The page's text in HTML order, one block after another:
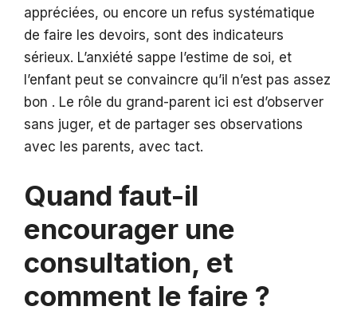
appréciées, ou encore un refus systématique
de faire les devoirs, sont des indicateurs
sérieux. L’anxiété sappe l’estime de soi, et
l’enfant peut se convaincre qu’il n’est pas assez
bon . Le rôle du grand-parent ici est d’observer
sans juger, et de partager ses observations
avec les parents, avec tact.
Quand faut-il
encourager une
consultation, et
comment le faire ?